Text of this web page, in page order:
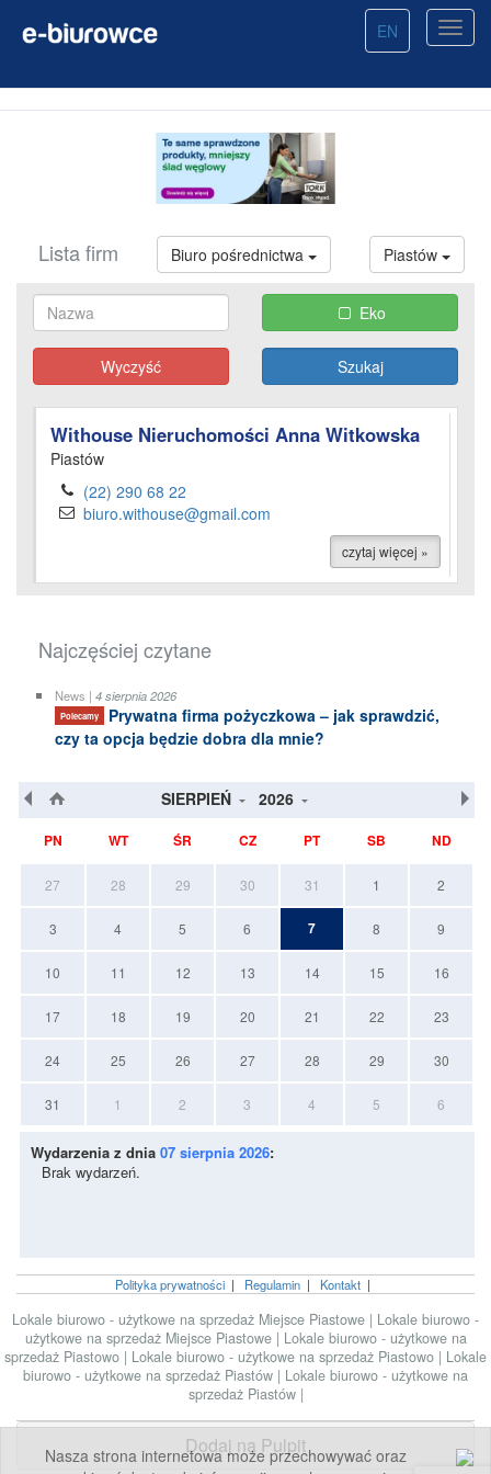
Nasza strona internetowa może przechowywać oraz
EN
Lista firm Biuro pośrednictwa Piastów
Eko
Wyczyść
Withouse Nieruchomości Anna Witkowska
Piastów
(22) 290 68 22
biuro.withouse@gmail.com
czytaj więcej »
Najczęściej czytane
News | 4 sierpnia 2026
Polecamy
Prywatna firma pożyczkowa – jak sprawdzić,
czy ta opcja będzie dobra dla mnie?
SIERPIEŃ 2026
PN WT ŚR CZ PT SB ND
27 28 29 30 31 1 2
3 4 5 6 7 8 9
10 11 12 13 14 15 16
17 18 19 20 21 22 23
24 25 26 27 28 29 30
31 1 2 3 4 5 6
Wydarzenia z dnia 07 sierpnia 2026:
Brak wydarzeń.
Polityka prywatności| Regulamin| Kontakt|
Lokale biurowo - użytkowe na sprzedaż Miejsce Piastowe | Lokale biurowo -
użytkowe na sprzedaż Miejsce Piastowe| Lokale biurowo - użytkowe na
sprzedaż Piastowo | Lokale biurowo - użytkowe na sprzedaż Piastowo | Lokale
biurowo - użytkowe na sprzedaż Piastów | Lokale biurowo - użytkowe na
sprzedaż Piastów|
Dodaj na Pulpit